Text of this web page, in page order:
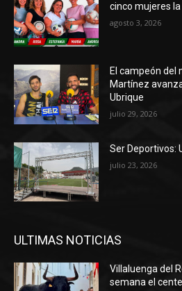
cinco mujeres
agosto 3, 2026
El campeón del
Martínez
Ubrique
julio 29, 2026
Ser Deportivos:
julio 23, 2026
ULTIMAS NOTICIAS
Villaluenga del
semana el